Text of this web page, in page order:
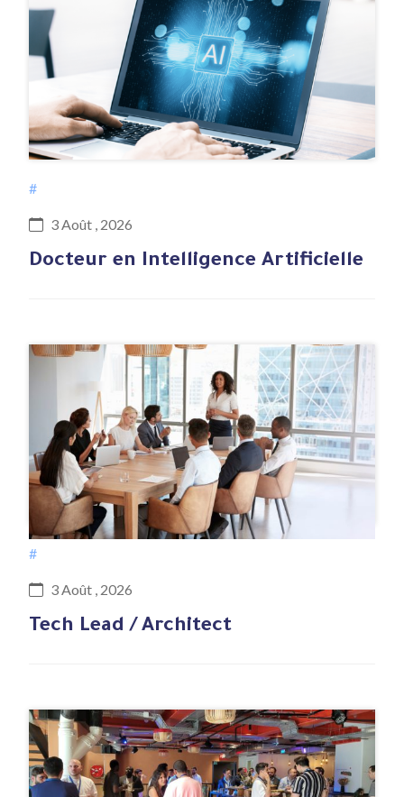
#
3 Août , 2026
Docteur en Intelligence Artificielle
#
3 Août , 2026
Tech Lead / Architect